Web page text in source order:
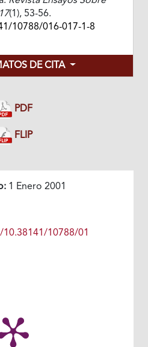
(1), 53-56.
10788/016-017-1-8
DE CITA
PDF
FLIP
1 Enero 2001
10788/01